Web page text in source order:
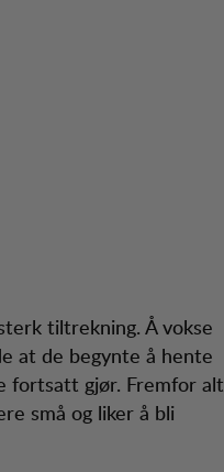
tiltrekning. Å vokse
at de begynte å hente
fortsatt gjør. Fremfor alt
små og liker å bli